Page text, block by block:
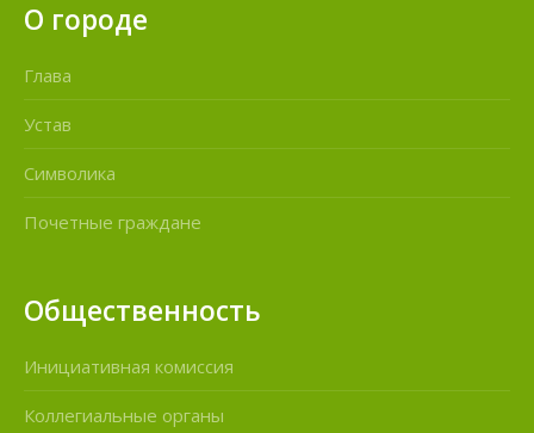
О городе
Глава
Устав
Символика
Почетные граждане
Общественность
Инициативная комиссия
Коллегиальные органы